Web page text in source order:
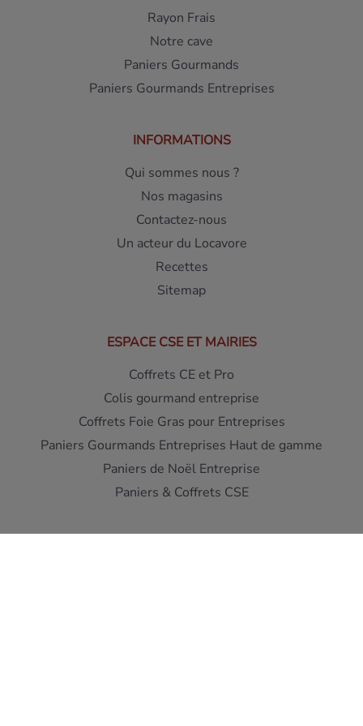
Rayon Frais
Notre cave
Paniers Gourmands
Paniers Gourmands Entreprises
INFORMATIONS
Qui sommes nous ?
Nos magasins
Contactez-nous
Un acteur du Locavore
Recettes
Sitemap
ESPACE CSE ET MAIRIES
Coffrets CE et Pro
Colis gourmand entreprise
Coffrets Foie Gras pour Entreprises
Paniers Gourmands Entreprises Haut de gamme
Paniers de Noël Entreprise
Paniers & Coffrets CSE